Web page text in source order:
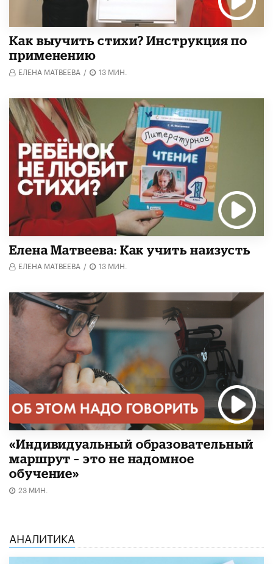
Как выучить стихи? Инструкция по
применению
ЕЛЕНА МАТВЕЕВА / 13 МИН.
Елена Матвеева: Как учить наизусть
ЕЛЕНА МАТВЕЕВА / 13 МИН.
«Индивидуальный образовательный
маршрут – это не надомное
обучение»
23 МИН.
АНАЛИТИКА